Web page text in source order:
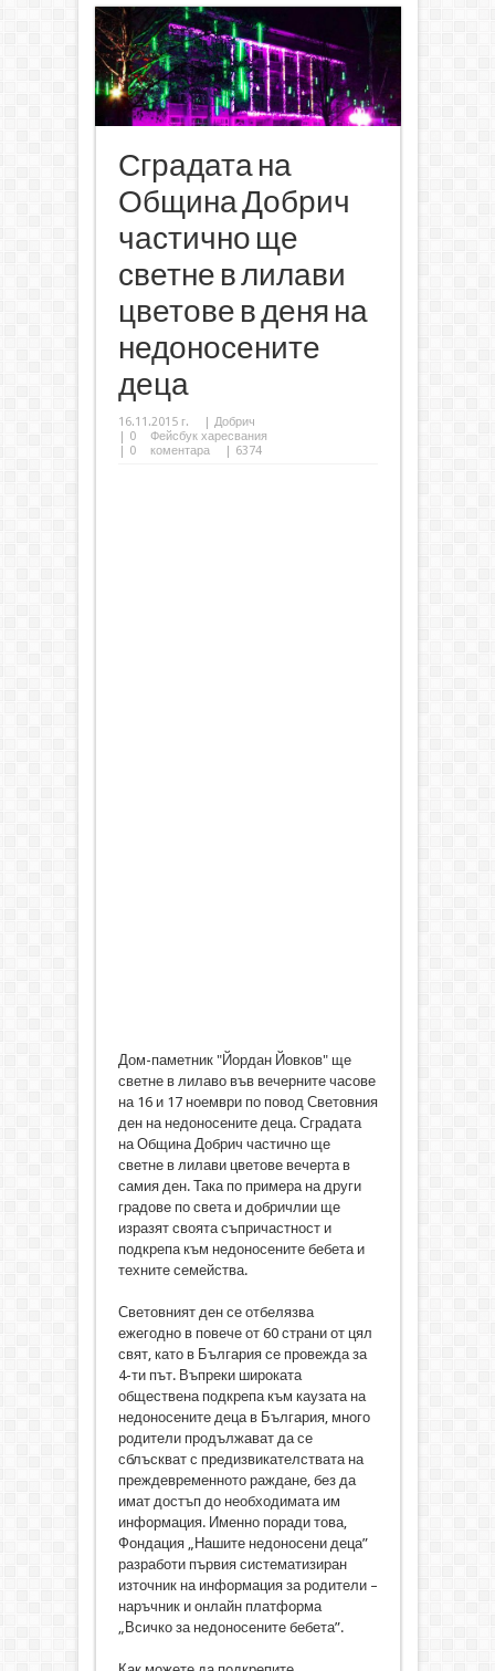
Сградата на
Община Добрич
частично ще
светне в лилави
цветове в деня на
недоносените
деца
16.11.2015 г.
Добрич
0
Фейсбук харесвания
0 коментара | 6374
Дом-паметник "Йордан Йовков" ще
светне в лилаво във вечерните часове
на 16 и 17 ноември по повод Световния
ден на недоносените деца. Сградата
на Община Добрич частично ще
светне в лилави цветове вечерта в
самия ден. Така по примера на други
градове по света и добричлии ще
изразят своята съпричастност и
подкрепа към недоносените бебета и
техните семейства.
Световният ден се отбелязва
ежегодно в повече от 60 страни от цял
свят, като в България се провежда за
4-ти път. Въпреки широката
обществена подкрепа към каузата на
недоносените деца в България, много
родители продължават да се
сблъскват с предизвикателствата на
преждевременното раждане, без да
имат достъп до необходимата им
информация. Именно поради това,
Фондация „Нашите недоносени деца”
разработи първия систематизиран
източник на информация за родители –
наръчник и онлайн платформа
„Всичко за недоносените бебета”.